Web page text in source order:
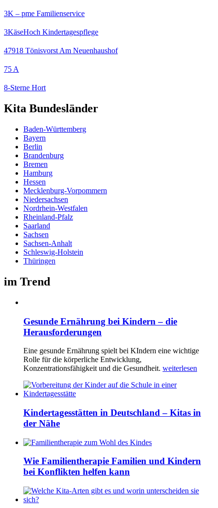
3K – pme Familienservice
3KäseHoch Kindertagespflege
47918 Tönisvorst Am Neuenhaushof
75 A
8-Sterne Hort
Kita Bundesländer
Baden-Württemberg
Bayern
Berlin
Brandenburg
Bremen
Hamburg
Hessen
Mecklenburg-Vorpommern
Niedersachsen
Nordrhein-Westfalen
Rheinland-Pfalz
Saarland
Sachsen
Sachsen-Anhalt
Schleswig-Holstein
Thüringen
im Trend
Gesunde Ernährung bei Kindern – die
Herausforderungen
Eine gesunde Ernährung spielt bei KIndern eine wichtige
Rolle für die körperliche Entwicklung,
Konzentrationsfähigkeit und die Gesundheit. weiterlesen
Kindertagesstätten in Deutschland – Kitas in
der Nähe
Wie Familientherapie Familien und Kindern
bei Konflikten helfen kann